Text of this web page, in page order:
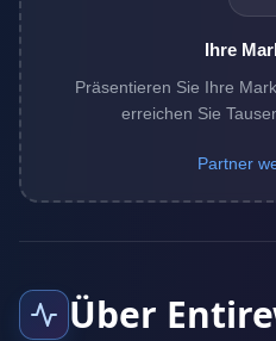
Ihre
Präsentieren Sie Ihre
erreichen Sie
Partner
Über